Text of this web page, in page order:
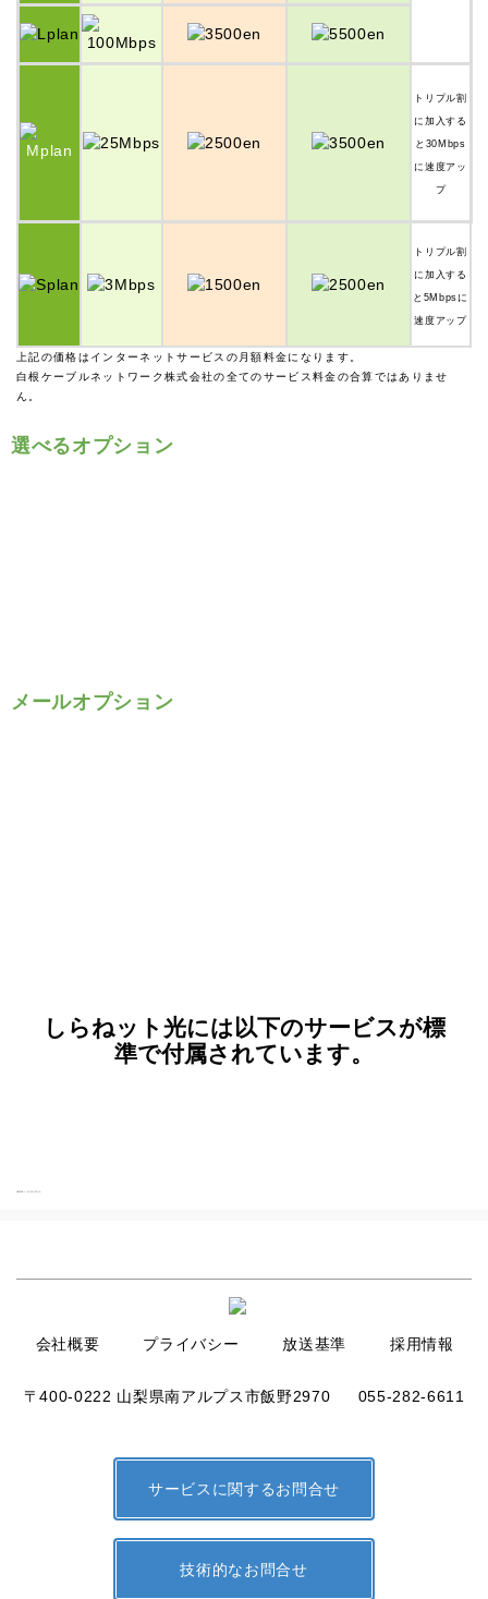
トリプル割
に加入する
と30Mbps
に速度アッ
プ
トリプル割
に加入する
と5Mbpsに
速度アップ
上記の価格はインターネットサービスの月額料金になります。
白根ケーブルネットワーク株式会社の全てのサービス料金の合算ではありませ
ん。
選べるオプション
メールオプション
しらねット光には以下のサービスが標
準で付属されています。
会社概要 プライバシー 放送基準 採用情報
〒400-0222 山梨県南アルプス市飯野2970 055-282-6611
サービスに関するお問合せ
技術的なお問合せ